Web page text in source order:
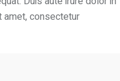
amet, consectetur